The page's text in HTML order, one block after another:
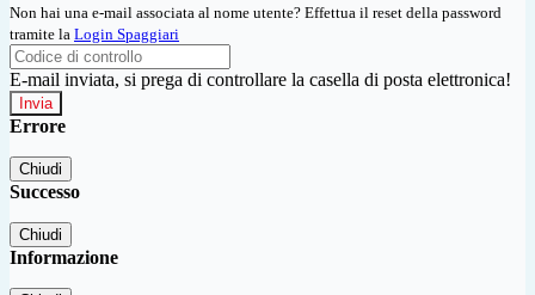
Non hai una e-mail associata al nome utente? Effettua il reset della password
tramite la Login Spaggiari
E-mail inviata, si prega di controllare la casella di posta elettronica!
Errore
Chiudi
Successo
Chiudi
Informazione